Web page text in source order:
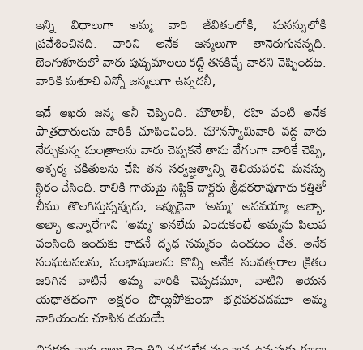
ఇన్ని విధాలుగా అమ్మ వారి జీవితంలోకి, మనస్సులోకి
ప్రవేశించినది. వారిని అనేక జన్మలుగా తానెరుగునన్నది.
బెంగుళూరులో వారు పుష్పమాలలు కట్టి తనకిచ్చే వారని చెప్పిందట.
వారికి మశూచి ఎన్నో జన్మలుగా ఉన్నదనీ,
ఇదే ఆఖరు జన్మ అనీ చెప్పింది. మౌలాలీ, రహి వంటి అనేక
పాత్రధారులను వారికి చూపించింది. మౌనస్వామివారి వద్ద వారు
నేర్చుకున్న మంత్రాలను వారు చెప్పకనే తాను వేగంగా వారికే చెప్పి,
ఆశ్చర్య చకితులను చేసి తన సర్వజ్ఞత్వాన్ని తెలియపరచి మనస్సు
స్థిరం చేసింది. కాలికి గాయమై సెప్టిక్ డాక్టరు శ్రీధరరావుగారు కత్తితో
చీము తొలగిస్తున్నప్పుడు, ఇప్పుడైనా ‘అమ్మ’ అనవయ్యా అబ్బా,
అబ్బా అన్నారేగాని ‘అమ్మ’ అనలేదు ఎందుకంటే అమ్మను పిలువ
వలసింది ఇందుకు కాదనే దృఢ నమ్మకం ఉండటం చేత. అనేక
సంఘటనలను, సంభాషణలను కొన్ని అనేక సంవత్సరాల క్రితం
జరిగిన వాటినే అమ్మ వారికి చెప్పడమూ, వాటిని ఆయన
యధాతధంగా అక్షరం పొల్లుపోకుండా భద్రపరచడమూ అమ్మ
వారియందు చూపిన దయయే.